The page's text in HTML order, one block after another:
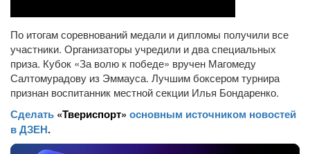
По итогам соревнований медали и дипломы получили все
участники. Организаторы учредили и два специальных
приза. Кубок «За волю к победе» вручен Магомеду
Салтомурадову из Эммауса. Лучшим боксером турнира
признан воспитанник местной секции Илья Бондаренко.
Сделать «Твериспорт» основным источником новостей
в ДЗЕН.